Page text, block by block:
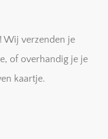
Wij verzenden je
of overhandig je je
kaartje.